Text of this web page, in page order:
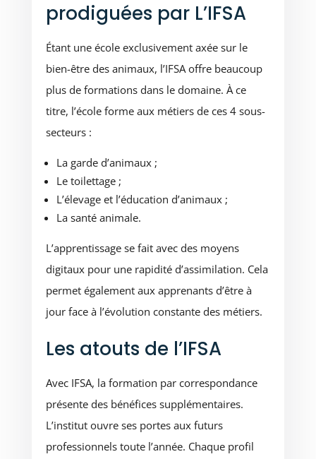
prodiguées par L’IFSA
Étant une école exclusivement axée sur le
bien-être des animaux, l’IFSA offre beaucoup
plus de formations dans le domaine. À ce
titre, l’école forme aux métiers de ces 4 sous-
secteurs :
La garde d’animaux ;
Le toilettage ;
L’élevage et l’éducation d’animaux ;
La santé animale.
L’apprentissage se fait avec des moyens
digitaux pour une rapidité d’assimilation. Cela
permet également aux apprenants d’être à
jour face à l’évolution constante des métiers.
Les atouts de l’IFSA
Avec IFSA, la formation par correspondance
présente des bénéfices supplémentaires.
L’institut ouvre ses portes aux futurs
professionnels toute l’année. Chaque profil